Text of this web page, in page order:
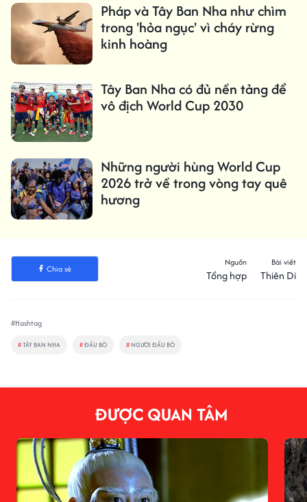
Pháp và Tây Ban Nha như chìm
trong 'hỏa ngục' vì cháy rừng
kinh hoàng
Tây Ban Nha có đủ nền tảng để
vô địch World Cup 2030
Những người hùng World Cup
2026 trở về trong vòng tay quê
hương
Chia sẻ
Nguồn
Tổng hợp
Bài viết
Thiên Di
#Hashtag
#TÂY BAN NHA #ĐẤU BÒ # NGƯỜI ĐẤU BÒ
ĐƯỢC QUAN TÂM